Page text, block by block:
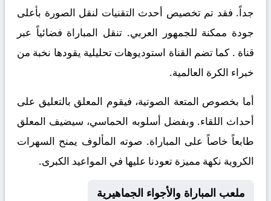
جداً. فقد تم تخصيص أحدث التقنيات لنقل الصورة بأعلى
جودة ممكنة للجمهور العربي. تنقل المباراة فضائياً عبر
قناة . كما تضم القناة استوديوهات تحليلية يقودها نخبة من
خبراء الكرة العالمية.
أما بخصوص المتعة الصوتية، فيقوم المعلق بالتعليق على
أحداث اللقاء. وبفضل أسلوبه الحماسي، سيضيف المعلق
طابعاً خاصاً على المباراة. صوته المألوف يمنح السهرات
الكروية نكهة مميزة تعودنا عليها في المواعيد الكبرى.
ملعب المباراة والأجواء الجماهيرية